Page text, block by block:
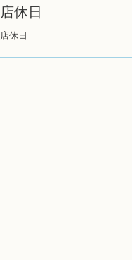
店休日
店休日